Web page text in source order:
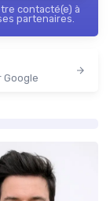
contacté(e) à
partenaires.